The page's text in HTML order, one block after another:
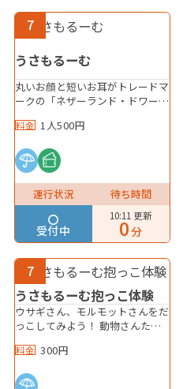
7
うさもるーむ
丸いお顔と短いお耳がトレードマ
ークの「ネザーランド・ドワーフ
の「ジャージーウーリー種」など
て迎え入れ、ウサギとモルモット
たちとともにお客様へ「極上の癒
し」をお届けします。 エサあげ
体験・だっこ体験は別途/300円
※どうぶつさんの様子次第で時間
変更の可能性がございます。 ※
繁忙期は時間制限を設ける場合が
あります。
料金 1人500円
運行状況
受付中
待ち時間
10:11 更新
0分
7
うさもるーむ抱っこ体験
ウサギさん、モルモットさんをだ
っこしてみよう！ 動物さんたち
料金 300円